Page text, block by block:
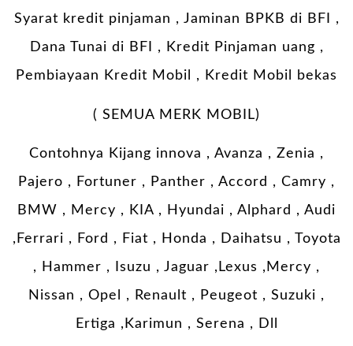
Syarat kredit pinjaman , Jaminan BPKB di BFI ,
Dana Tunai di BFI , Kredit Pinjaman uang ,
Pembiayaan Kredit Mobil , Kredit Mobil bekas
( SEMUA MERK MOBIL)
Contohnya Kijang innova , Avanza , Zenia ,
Pajero , Fortuner , Panther , Accord , Camry ,
BMW , Mercy , KIA , Hyundai , Alphard , Audi
,Ferrari , Ford , Fiat , Honda , Daihatsu , Toyota
, Hammer , Isuzu , Jaguar ,Lexus ,Mercy ,
Nissan , Opel , Renault , Peugeot , Suzuki ,
Ertiga ,Karimun , Serena , Dll